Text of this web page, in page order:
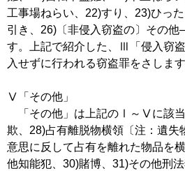
工事場ねらい、22)すり、23)ひっ
引き、26)〔非侵入窃盗の〕その
す。上記で紹介した、Ⅲ「侵入窃
入せずに行われる窃盗罪をさします
Ⅴ「その他」
「その他」は上記のⅠ～Ⅴに該当
欺、28)占有離脱物横領〔注：遺失
意思に反して占有を離れた物品を
他知能犯、30)賭博、31)その他刑